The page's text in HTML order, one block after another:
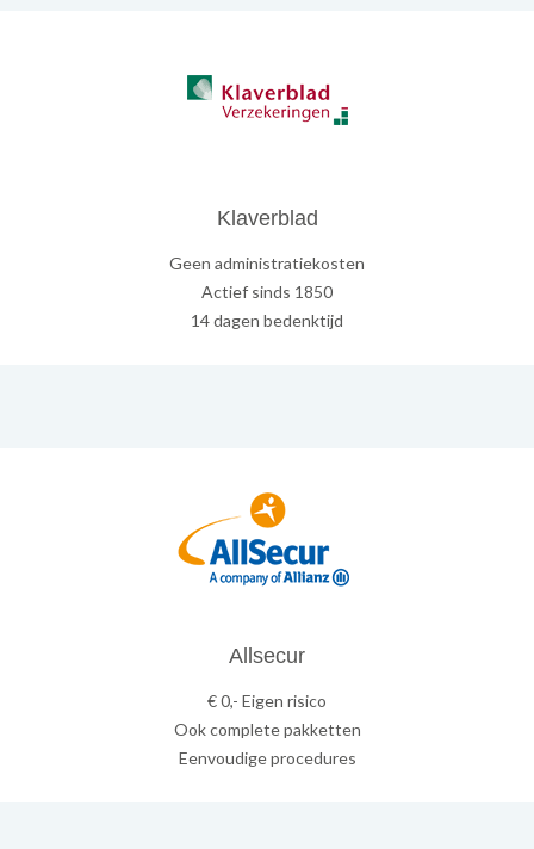
Klaverblad
Geen administratiekosten
Actief sinds 1850
14 dagen bedenktijd
Allsecur
€ 0,- Eigen risico
Ook complete pakketten
Eenvoudige procedures